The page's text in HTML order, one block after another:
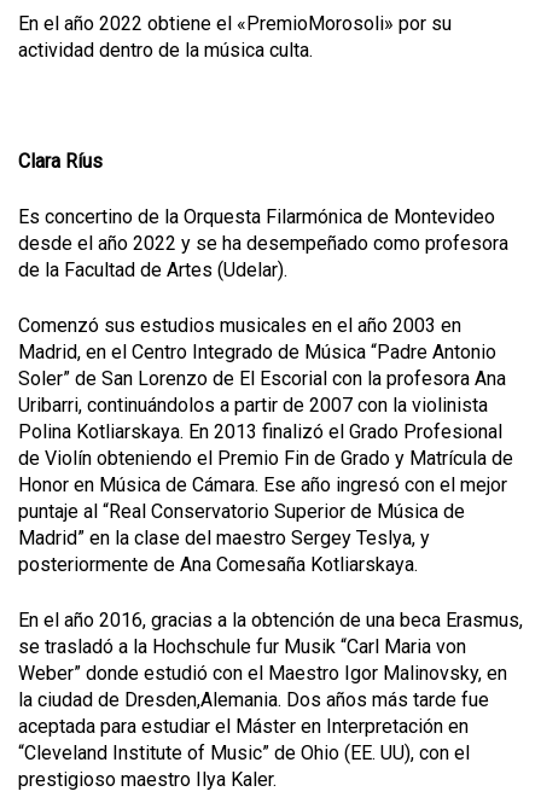
En el año 2022 obtiene el «PremioMorosoli» por su
actividad dentro de la música culta.
Clara Ríus
Es concertino de la Orquesta Filarmónica de Montevideo
desde el año 2022 y se ha desempeñado como profesora
de la Facultad de Artes (Udelar).
Comenzó sus estudios musicales en el año 2003 en
Madrid, en el Centro Integrado de Música “Padre Antonio
Soler” de San Lorenzo de El Escorial con la profesora Ana
Uribarri, continuándolos a partir de 2007 con la violinista
Polina Kotliarskaya. En 2013 finalizó el Grado Profesional
de Violín obteniendo el Premio Fin de Grado y Matrícula de
Honor en Música de Cámara. Ese año ingresó con el mejor
puntaje al “Real Conservatorio Superior de Música de
Madrid” en la clase del maestro Sergey Teslya, y
posteriormente de Ana Comesaña Kotliarskaya.
En el año 2016, gracias a la obtención de una beca Erasmus,
se trasladó a la Hochschule fur Musik “Carl Maria von
Weber” donde estudió con el Maestro Igor Malinovsky, en
la ciudad de Dresden,Alemania. Dos años más tarde fue
aceptada para estudiar el Máster en Interpretación en
“Cleveland Institute of Music” de Ohio (EE. UU), con el
prestigioso maestro Ilya Kaler.